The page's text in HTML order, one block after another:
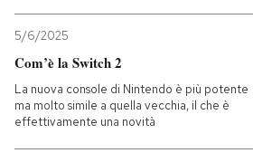
Entra
5/6/2025
Com’è la Switch 2
La nuova console di Nintendo è più potente
ma molto simile a quella vecchia, il che è
effettivamente una novità